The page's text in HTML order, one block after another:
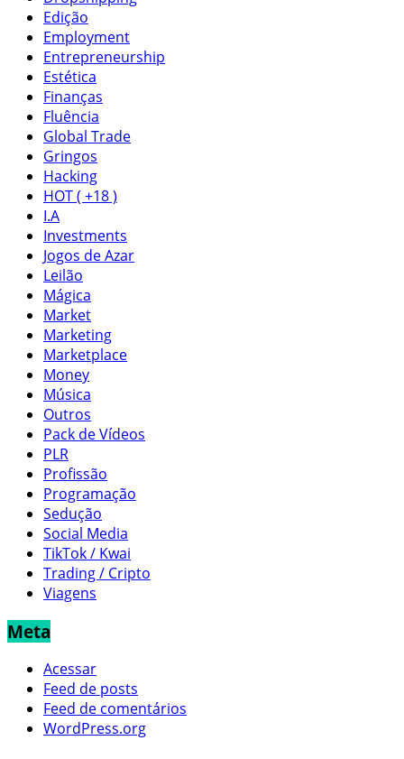
Edição
Employment
Entrepreneurship
Estética
Finanças
Fluência
Global Trade
Gringos
Hacking
HOT ( +18 )
I.A
Investments
Jogos de Azar
Leilão
Mágica
Market
Marketing
Marketplace
Money
Música
Outros
Pack de Vídeos
PLR
Profissão
Programação
Sedução
Social Media
TikTok / Kwai
Trading / Cripto
Viagens
Meta
Acessar
Feed de posts
Feed de comentários
WordPress.org